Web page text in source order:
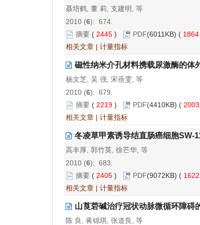
聂培鹤, 董 莉, 支建明, 等
2010 (6): 674.
摘要 ( 2445 ) PDF(6011KB) ( 1864
相关文章 | 计量指标
磁性纳米介孔材料携载尿激酶的体
杨文芝, 吴 强, 宋蓓雯, 等
2010 (6): 679.
摘要 ( 2219 ) PDF(4410KB) ( 2003
相关文章 | 计量指标
冬凌草甲素诱导结直肠癌细胞SW-
高丰厚, 郭竹英, 徐芒华, 等
2010 (6): 683.
摘要 ( 2405 ) PDF(9072KB) ( 1622
相关文章 | 计量指标
山莨菪碱治疗冠状动脉微循环障碍
陈 良, 蒋锦琪, 张道良, 等